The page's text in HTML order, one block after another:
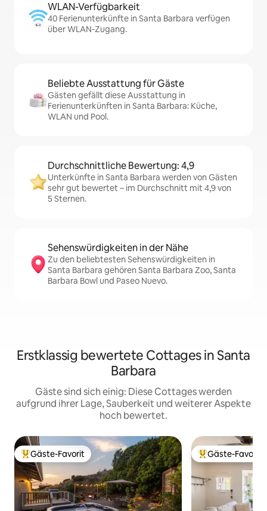
WLAN-Verfügbarkeit
40 Ferienunterkünfte in Santa Barbara verfügen
über WLAN-Zugang.
Beliebte Ausstattung für Gäste
Gästen gefällt diese Ausstattung in
Ferienunterkünften in Santa Barbara: Küche,
WLAN und Pool.
Durchschnittliche Bewertung: 4,9
Unterkünfte in Santa Barbara werden von Gästen
sehr gut bewertet – im Durchschnitt mit 4,9 von
5 Sternen.
Sehenswürdigkeiten in der Nähe
Zu den beliebtesten Sehenswürdigkeiten in
Santa Barbara gehören Santa Barbara Zoo, Santa
Barbara Bowl und Paseo Nuevo.
Erstklassig bewertete Cottages in Santa
Barbara
Gäste sind sich einig: Diese Cottages werden
aufgrund ihrer Lage, Sauberkeit und weiterer Aspekte
hoch bewertet.
Beliebter Gäste-Favorit.
Gäste-Favorit Beliebter Gäste-
Gäste-Favorit